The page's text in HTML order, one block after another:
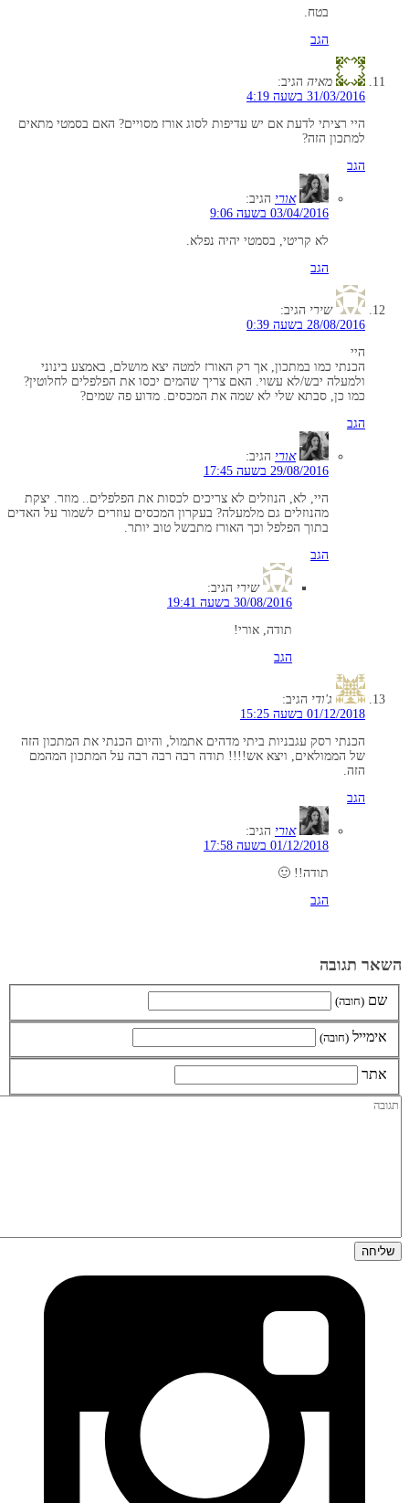
בטח.
הגב
מאיה הגיב:
31/03/2016 בשעה 4:19
היי רציתי לדעת אם יש עדיפות לסוג אורז מסויים? האם בסמטי מתאים
למתכון הזה?
הגב
אורי הגיב:
03/04/2016 בשעה 9:06
לא קריטי, בסמטי יהיה נפלא.
הגב
שירי הגיב:
28/08/2016 בשעה 0:39
היי
הכנתי כמו במתכון, אך רק האורז למטה יצא מושלם, באמצע בינוני
ולמעלה יבש/לא עשוי. האם צריך שהמים יכסו את הפלפלים לחלוטין?
כמו כן, סבתא שלי לא שמה את המכסים. מדוע פה שמים?
הגב
אורי הגיב:
29/08/2016 בשעה 17:45
היי, לא, הנוזלים לא צריכים לכסות את הפלפלים.. מוזר. יצקת
מהנוזלים גם מלמעלה? בעקרון המכסים עוזרים לשמור על האדים
בתוך הפלפל וכך האורז מתבשל טוב יותר.
הגב
שירי הגיב:
30/08/2016 בשעה 19:41
תודה, אורי!
הגב
ג'ודי הגיב:
01/12/2018 בשעה 15:25
הכנתי רסק עגבניות ביתי מדהים אתמול, והיום הכנתי את המתכון הזה
של הממולאים, ויצא אש!!!! תודה רבה רבה רבה על המתכון המהמם
הזה.
הגב
אורי הגיב:
01/12/2018 בשעה 17:58
תודה!! 🙂
הגב
השאר תגובה
שם (חובה)
אימייל (חובה)
אתר